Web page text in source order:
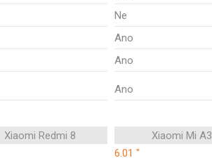
Ne
Ano
Ano
Ano
Xiaomi Redmi 8 Xiaomi Mi A3
6.01 "